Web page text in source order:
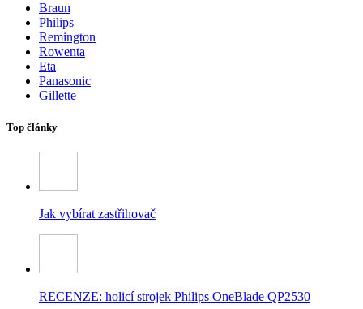
Braun
Philips
Remington
Rowenta
Eta
Panasonic
Gillette
Top články
Jak vybírat zastřihovač
RECENZE: holicí strojek Philips OneBlade QP2530